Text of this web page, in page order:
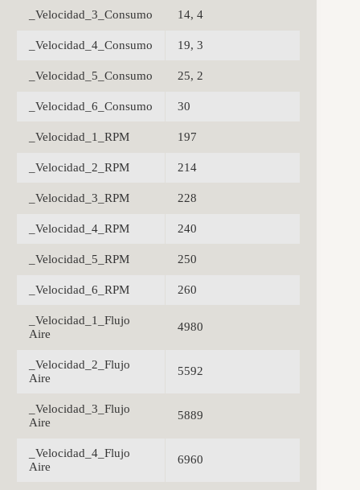
_Velocidad_3_Consumo 14, 4
_Velocidad_4_Consumo 19, 3
_Velocidad_5_Consumo 25, 2
_Velocidad_6_Consumo 30
_Velocidad_1_RPM 197
_Velocidad_2_RPM 214
_Velocidad_3_RPM 228
_Velocidad_4_RPM 240
_Velocidad_5_RPM 250
_Velocidad_6_RPM 260
_Velocidad_1_Flujo
Aire
4980
_Velocidad_2_Flujo
Aire
5592
_Velocidad_3_Flujo
Aire
5889
_Velocidad_4_Flujo
Aire
6960